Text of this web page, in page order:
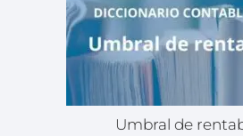
Umbral de